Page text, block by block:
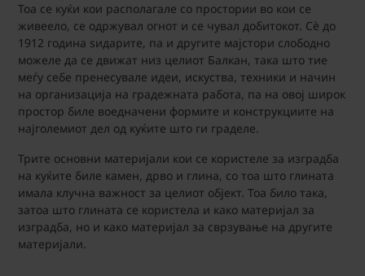
Тоа се куќи кои располагале со простории во кои се
живеело, се одржувал огнот и се чувал добитокот. Сè до
1912 година ѕидарите, па и другите мајстори слободно
можеле да се движат низ целиот Балкан, така што тие
меѓу себе пренесувале идеи, искуства, техники и начин
на организација на градежната работа, па на овој широк
простор биле воедначени формите и конструкциите на
најголемиот дел од куќите што ги граделе.
Трите основни материјали кои се користеле за изградба
на куќите биле камен, дрво и глина, со тоа што глината
имала клучна важност за целиот објект. Тоа било така,
затоа што глината се користела и како материјал за
изградба, но и како материјал за сврзување на другите
материјали.